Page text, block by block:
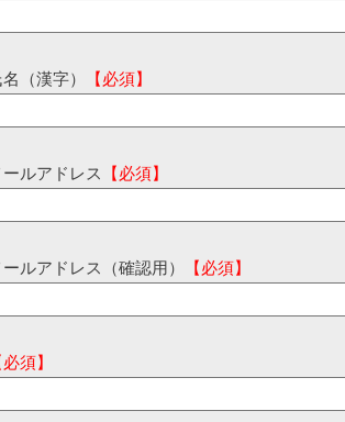
（漢字） 【必須】
ルアドレス 【必須】
ルアドレス（確認用） 【必須】
必須】